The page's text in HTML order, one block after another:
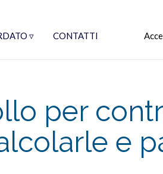
▿ CONTATTI
per
e